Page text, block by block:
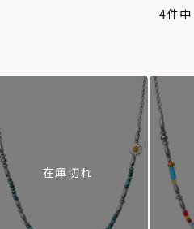
4件中
在庫切れ